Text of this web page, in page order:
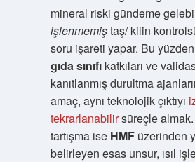
mineral riski gündeme
işlenmemiştaş/ kilin
soru işareti yapar. Bu
gıda sınıfıkatkıları ve
kanıtlanmış durultma
amaç, aynı teknolojik çıktıyı
tekrarlanabilirsüreçle
tartışma ise HMFüzerinden
belirleyen esas unsur, ısıl